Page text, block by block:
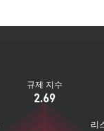
규제 지수
2.69
리